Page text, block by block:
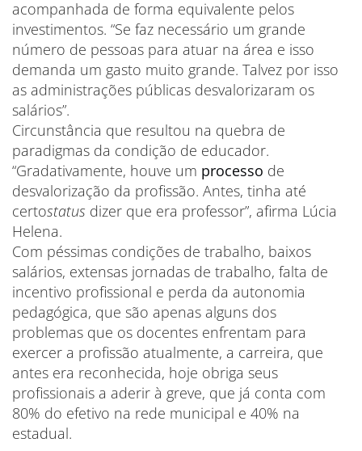
acompanhada de forma equivalente pelos
investimentos. “Se faz necessário um grande
número de pessoas para atuar na área e isso
demanda um gasto muito grande. Talvez por isso
as administrações públicas desvalorizaram os
salários”.
Circunstância que resultou na quebra de
paradigmas da condição de educador.
“Gradativamente, houve um processo de
desvalorização da profissão. Antes, tinha até
certostatus dizer que era professor”, afirma Lúcia
Helena.
Com péssimas condições de trabalho, baixos
salários, extensas jornadas de trabalho, falta de
incentivo profissional e perda da autonomia
pedagógica, que são apenas alguns dos
problemas que os docentes enfrentam para
exercer a profissão atualmente, a carreira, que
antes era reconhecida, hoje obriga seus
profissionais a aderir à greve, que já conta com
80% do efetivo na rede municipal e 40% na
estadual.